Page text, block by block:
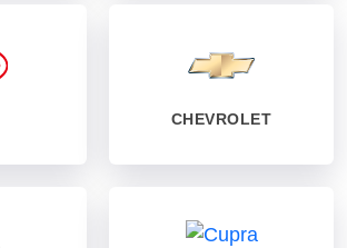
CHEVROLET